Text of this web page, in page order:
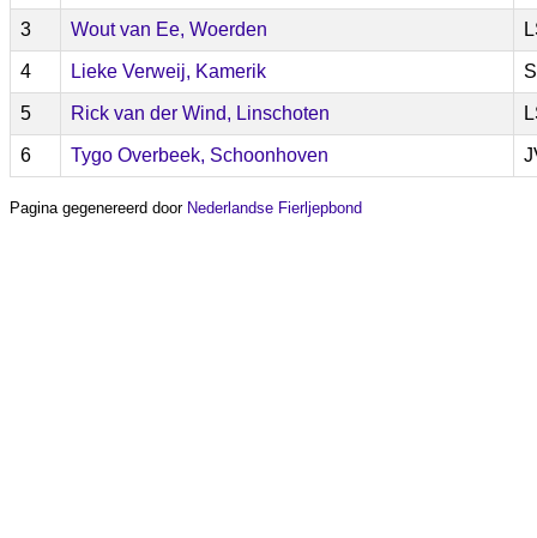
3 Wout van Ee, Woerden
4 Lieke Verweij, Kamerik
5 Rick van der Wind, Linschoten
6 Tygo Overbeek, Schoonhoven
Pagina gegenereerd door Nederlandse Fierljepbond